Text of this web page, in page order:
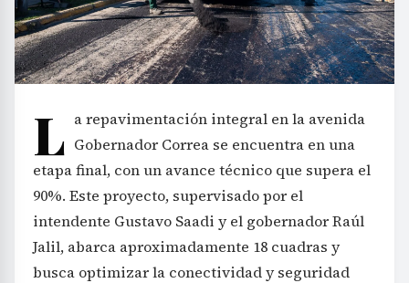
L a repavimentación integral en la avenida
Gobernador Correa se encuentra en una
etapa final, con un avance técnico que supera el
90%. Este proyecto, supervisado por el
intendente Gustavo Saadi y el gobernador Raúl
Jalil, abarca aproximadamente 18 cuadras y
busca optimizar la conectividad y seguridad